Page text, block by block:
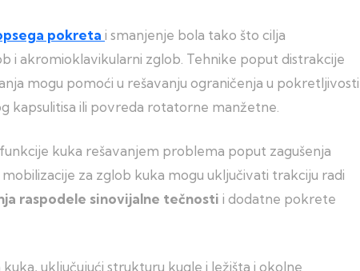
pokreta i smanjenje bola tako što cilja
i akromioklavikularni zglob. Tehnike poput distrakcije
mogu pomoći u rešavanju ograničenja u pokretljivosti
kapsulitisa ili povreda rotatorne manžetne.
kuka rešavanjem problema poput zagušenja
za zglob kuka mogu uključivati trakciju radi
raspodele sinovijalne tečnosti i dodatne pokrete
uključujući strukturu kugle i ležišta i okolne